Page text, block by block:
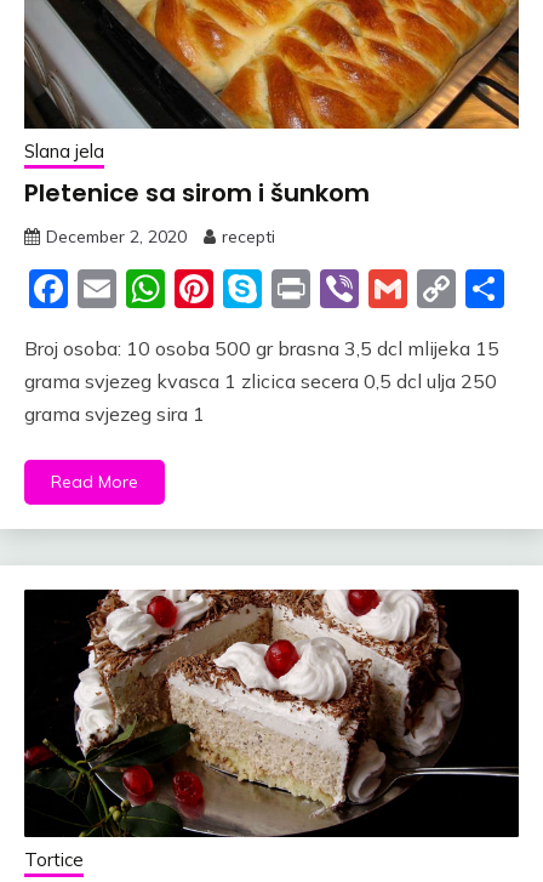
Slana jela
Pletenice sa sirom i šunkom
December 2, 2020 recepti
Facebook
EmailWhatsApp
Pinterest
Skype
PrintViberGmail
Broj osoba: 10 osoba 500 gr brasna 3,5 dcl mlijeka 15
grama svjezeg kvasca 1 zlicica secera 0,5 dcl ulja 250
grama svjezeg sira 1
Read More
Tortice